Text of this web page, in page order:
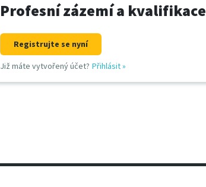
Profesní zázemí a kvalifikace
Registrujte se nyní
Již máte vytvořený účet? Přihlásit»